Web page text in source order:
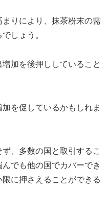
りにより、抹茶粉末の需
しょう。
加を後押ししていること
を促しているかもしれま
、多数の国と取引するこ
でも他の国でカバーでき
に押さえることができる